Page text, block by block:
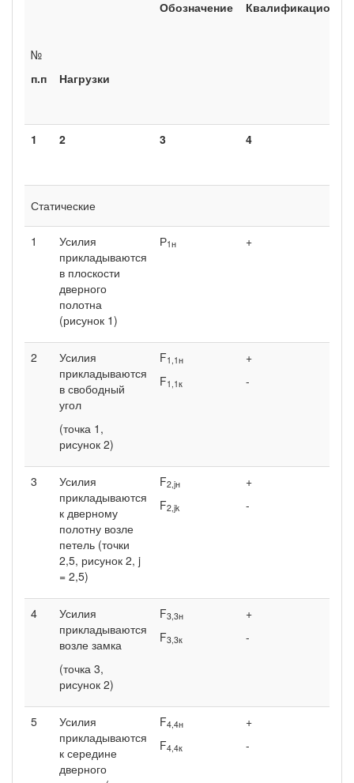
№
п.п
Нагрузки
Обозначение
1 2 3 4
Статические
1
Усилия
прикладываются
в плоскости
дверного
полотна
(рисунок 1)
Р1н +
2
Усилия
прикладываются
в свободный
угол
(точка 1,
рисунок 2)
F1,1н
F1,1к
+
-
3
Усилия
прикладываются
к дверному
полотну возле
петель (точки
2,5, рисунок 2, j
= 2,5)
F2,jн
F2,jk
+
-
4
Усилия
прикладываются
возле замка
(точка 3,
рисунок 2)
F3,3н
F3,3к
+
-
5
Усилия
прикладываются
к середине
дверного
F4,4н
F4,4к
+
-